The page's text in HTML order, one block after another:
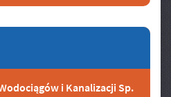
i Kanalizacji Sp.